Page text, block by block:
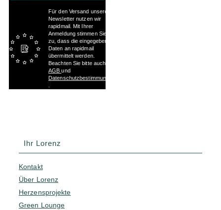
Für den Versand unserer
Newsletter nutzen wir
rapidmail. Mit Ihrer
Anmeldung stimmen Sie
zu, dass die eingegebenen
Daten an rapidmail
übermittelt werden.
Beachten Sie bitte auch die
AGBund
Datenschutzbestimmungen
Ihr Lorenz
Kontakt
Über Lorenz
Herzensprojekte
Green Lounge